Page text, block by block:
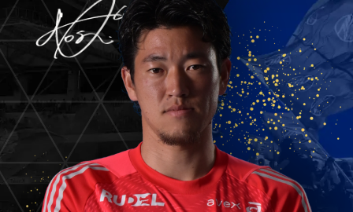
お知らせ
お知らせトップ
TOPチーム
試合情報
チケット
イベント
試合情報
試合情報トップ
試合データ
試合日程・結果
観戦する
観戦するトップ
クラブを知る